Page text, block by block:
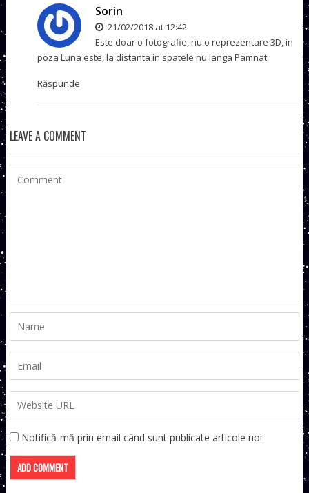
Sorin
21/02/2018 at 12:42
Este doar o fotografie, nu o reprezentare 3D, in
poza Luna este, la distanta in spatele nu langa Pamnat.
Răspunde
LEAVE A COMMENT
Notifică-mă prin email când sunt publicate articole noi.